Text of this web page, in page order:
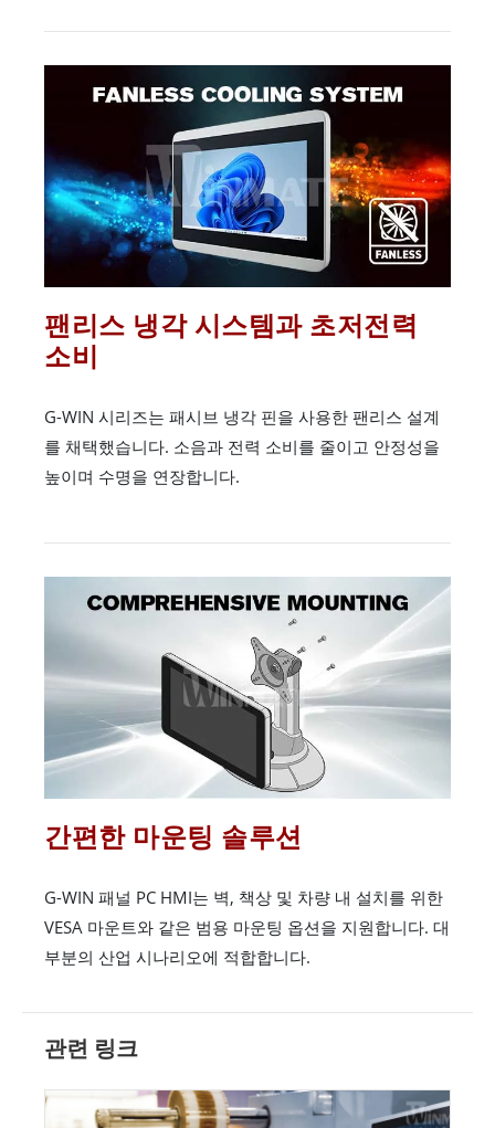
팬리스 냉각 시스템과 초저전력
소비
G-WIN 시리즈는 패시브 냉각 핀을 사용한 팬리스 설계
를 채택했습니다. 소음과 전력 소비를 줄이고 안정성을
높이며 수명을 연장합니다.
간편한 마운팅 솔루션
G-WIN 패널 PC HMI는 벽, 책상 및 차량 내 설치를 위한
VESA 마운트와 같은 범용 마운팅 옵션을 지원합니다. 대
부분의 산업 시나리오에 적합합니다.
관련 링크